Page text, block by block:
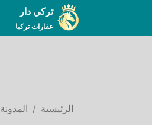
تركي دار
عقارات تركيا
الرئيسية المدونة